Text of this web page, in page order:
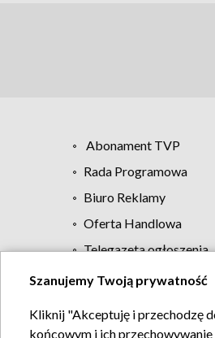
Abonament TVP
Rada Programowa
Biuro Reklamy
Oferta Handlowa
Telegazeta ogłoszenia
Szanujemy Twoją prywatność
Kliknij "Akceptuję i przechodzę
końcowym i ich